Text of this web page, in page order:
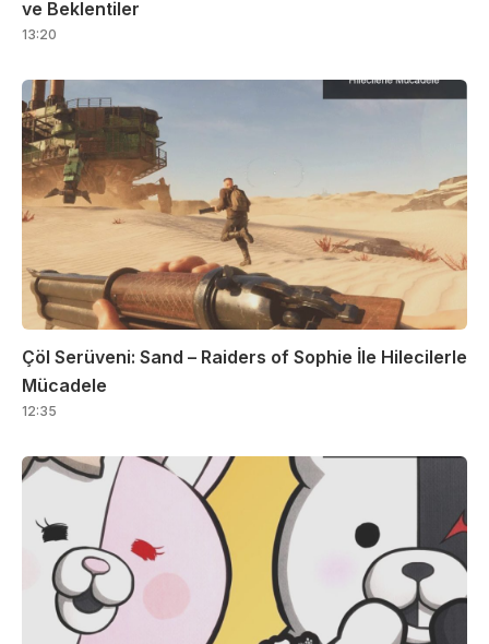
ve Beklentiler
13:20
Çöl Serüveni: Sand – Raiders of Sophie İle Hilecilerle
Mücadele
12:35